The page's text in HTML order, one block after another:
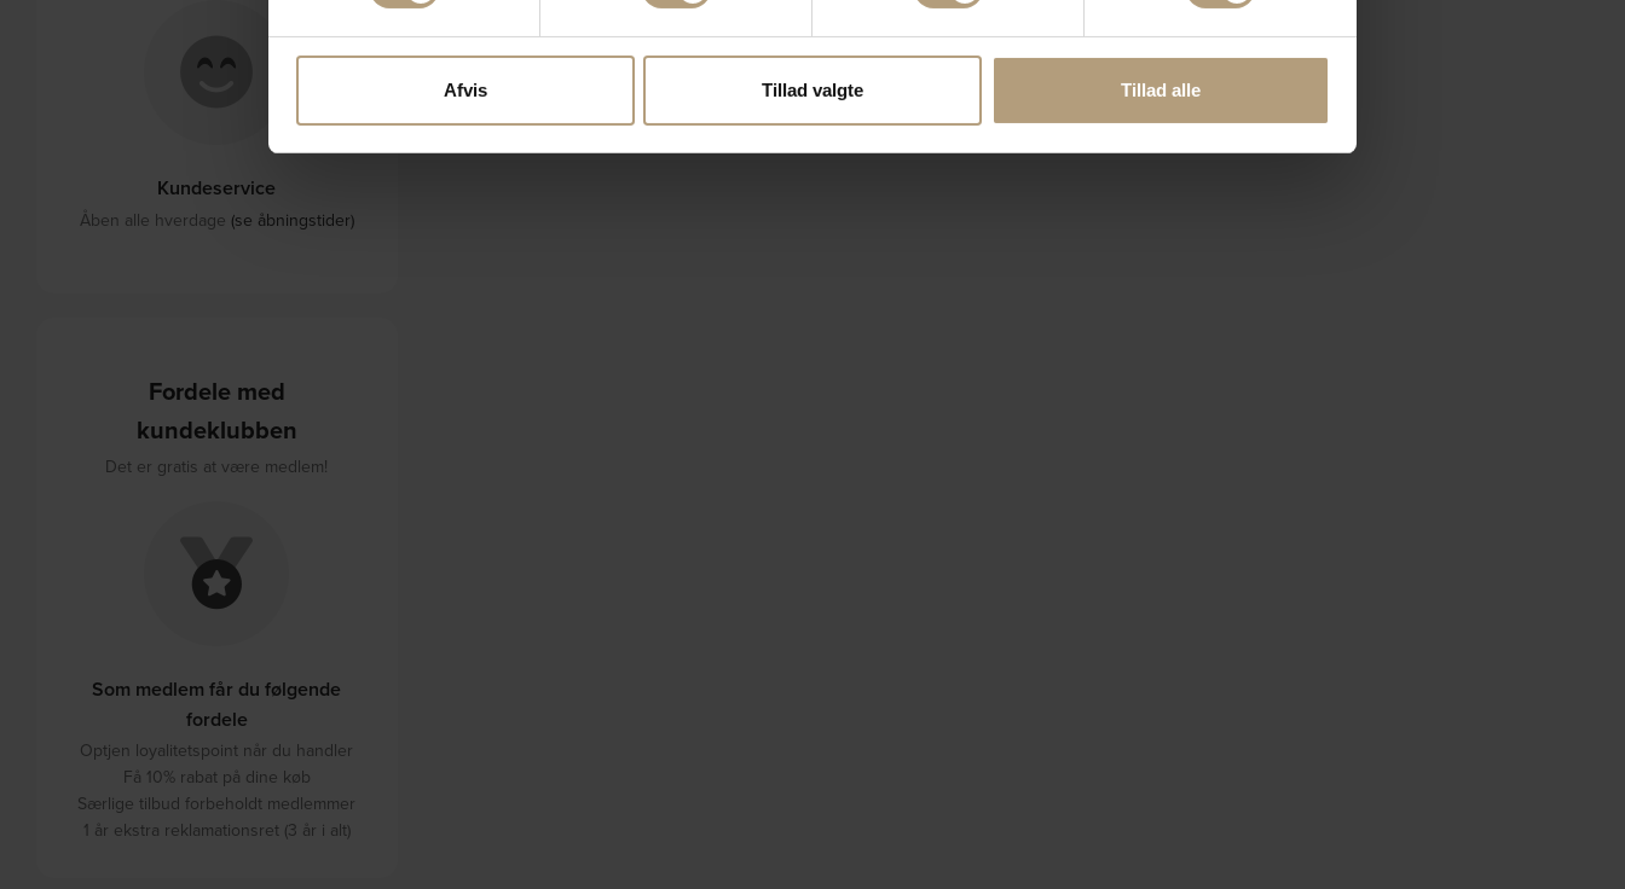
annonceringspartnere og analysepartnere. Vores partnere kan kombinere disse data med andre oplysninger, du har givet
dem, eller som de har indsamlet fra din brug af deres tjenester.
Afvis Tillad valgte Tillad alle
Kundeservice
Åben alle hverdage (se åbningstider)
Fordele med
kundeklubben
Det er gratis at være medlem!
Som medlem får du følgende
fordele
Optjen loyalitetspoint når du handler
Få 10% rabat på dine køb
Særlige tilbud forbeholdt medlemmer
1 år ekstra reklamationsret (3 år i alt)